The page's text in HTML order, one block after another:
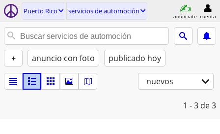
Puerto Rico servicios de automoción
anúnciate cuenta
+ anuncio con foto publicado hoy
nuevos
1 - 3 de 3